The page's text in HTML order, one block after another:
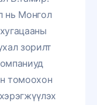
нь Монгол
зорилт
томоохон